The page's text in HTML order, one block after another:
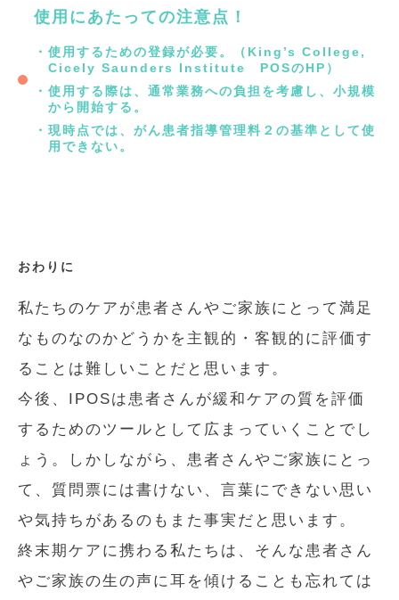
使用にあたっての注意点！
使用するための登録が必要。（King’s College,
Cicely Saunders Institute POSのHP）
使用する際は、通常業務への負担を考慮し、小規模
から開始する。
現時点では、がん患者指導管理料２の基準として使
用できない。
おわりに
私たちのケアが患者さんやご家族にとって満足
なものなのかどうかを主観的・客観的に評価す
ることは難しいことだと思います。
今後、IPOSは患者さんが緩和ケアの質を評価
するためのツールとして広まっていくことでし
ょう。しかしながら、患者さんやご家族にとっ
て、質問票には書けない、言葉にできない思い
や気持ちがあるのもまた事実だと思います。
終末期ケアに携わる私たちは、そんな患者さん
やご家族の生の声に耳を傾けることも忘れては